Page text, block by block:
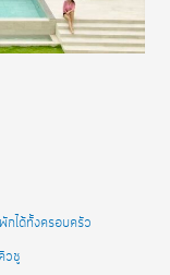
ได้ทั้งครอบครัว
วชู